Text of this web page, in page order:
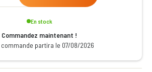
En stock
Commandez maintenant !
commande partira le 07/08/2026